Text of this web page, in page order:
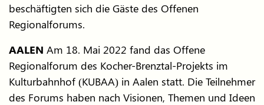
beschäftigten sich die Gäste des Offenen
Regionalforums.
AALEN Am 18. Mai 2022 fand das Offene
Regionalforum des Kocher-Brenztal-Projekts im
Kulturbahnhof (KUBAA) in Aalen statt. Die Teilnehmer
des Forums haben nach Visionen, Themen und Ideen